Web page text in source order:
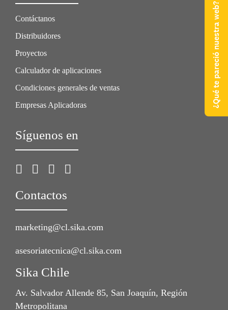
Contáctanos
Distribuidores
Proyectos
Calculador de aplicaciones
Condiciones generales de ventas
Empresas Aplicadoras
Síguenos en
Contactos
marketing@cl.sika.com
asesoriatecnica@cl.sika.com
Sika Chile
Av. Salvador Allende 85, San Joaquín, Región
Metropolitana
¿Qué te pareció nuestra web?